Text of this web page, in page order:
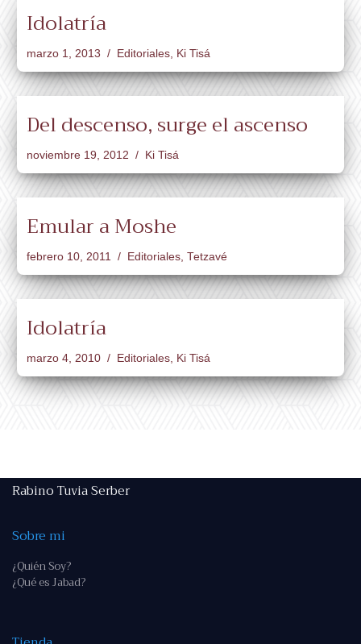
Idolatría
marzo 1, 2013 Editoriales Ki Tisá
Del descenso, surge el ascenso
noviembre 19, 2012 Ki Tisá
Emular a Moshe
febrero 10, 2011 Editoriales Tetzavé
Idolatría
marzo 4, 2010 Editoriales Ki Tisá
Rabino Tuvia Serber
Sobre mi
¿Quién Soy?
¿Qué es Jabad?